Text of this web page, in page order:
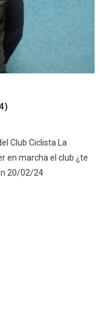
Club Ciclista La
en marcha el club ¿te
20/02/24